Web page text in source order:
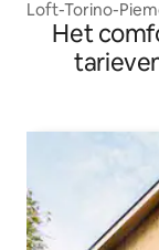
Loft-Torino-
Het